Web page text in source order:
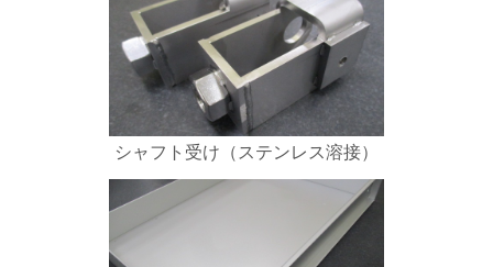
シャフト受け（ステンレス溶接）